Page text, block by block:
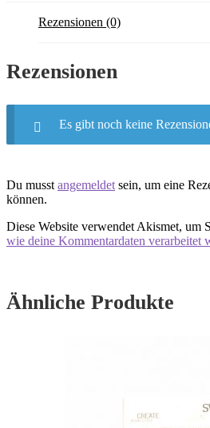
Rezensionen (0)
Rezensionen
Es gibt noch keine
Du musst angemeldet sein, um eine
können.
Diese Website verwendet Akismet, um
wie deine Kommentardaten verarbeitet
Ähnliche Produkte